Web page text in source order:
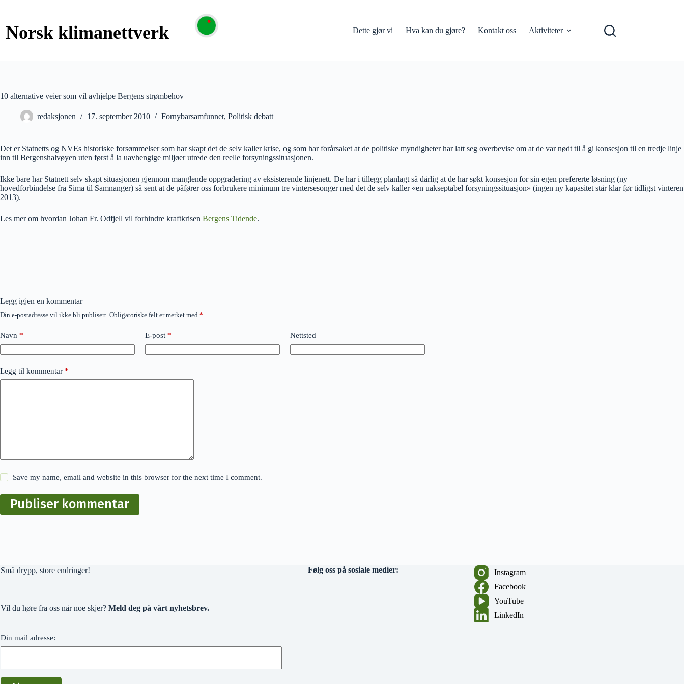
Dette gjør vi Hva kan du gjøre? Kontakt oss Aktiviteter
10 alternative veier som vil avhjelpe Bergens strømbehov
redaksjonen 17. september 2010 Fornybarsamfunnet, Politisk debatt
Det er Statnetts og NVEs historiske forsømmelser som har skapt det de selv kaller krise, og som har forårsaket at de politiske myndigheter har latt seg overbevise om at de var nødt til å gi konsesjon til en tredje linje
inn til Bergenshalvøyen uten først å la uavhengige miljøer utrede den reelle forsyningssituasjonen.
Ikke bare har Statnett selv skapt situasjonen gjennom manglende oppgradering av eksisterende linjenett. De har i tillegg planlagt så dårlig at de har søkt konsesjon for sin egen prefererte løsning (ny
hovedforbindelse fra Sima til Samnanger) så sent at de påfører oss forbrukere minimum tre vintersesonger med det de selv kaller «en uakseptabel forsyningssituasjon» (ingen ny kapasitet står klar før tidligst vinteren
2013).
Les mer om hvordan Johan Fr. Odfjell vil forhindre kraftkrisen Bergens Tidende.
Legg igjen en kommentar
Din e-postadresse vil ikke bli publisert. Obligatoriske felt er merket med *
Navn * E-post * Nettsted
Legg til kommentar *
Save my name, email and website in this browser for the next time I comment.
Publiser kommentar
Små drypp, store endringer!
Vil du høre fra oss når noe skjer? Meld deg på vårt nyhetsbrev.
Din mail adresse:
Følg oss på sosiale medier:
Instagram
Facebook
YouTube
LinkedIn